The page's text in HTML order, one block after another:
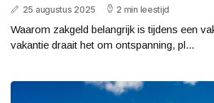
25 augustus 2025 2 min leestijd
Waarom zakgeld belangrijk is tijdens een
vakantie draait het om ontspanning, pl...